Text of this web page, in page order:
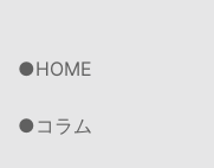
HOME
コラム